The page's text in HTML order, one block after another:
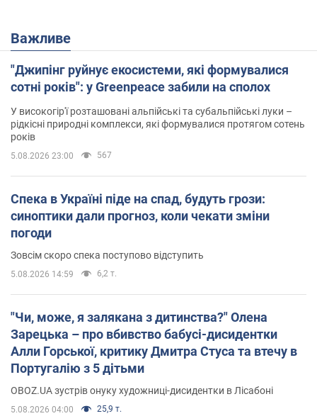
Важливе
"Джипінг руйнує екосистеми, які формувалися
сотні років": у Greenpeace забили на сполох
У високогір'ї розташовані альпійські та субальпійські луки –
рідкісні природні комплекси, які формувалися протягом сотень
років
5.08.2026 23:00 567
Спека в Україні піде на спад, будуть грози:
синоптики дали прогноз, коли чекати зміни
погоди
Зовсім скоро спека поступово відступить
5.08.2026 14:59 6,2 т.
"Чи, може, я залякана з дитинства?" Олена
Зарецька – про вбивство бабусі-дисидентки
Алли Горської, критику Дмитра Стуса та втечу в
Португалію з 5 дітьми
OBOZ.UA зустрів онуку художниці-дисидентки в Лісабоні
5.08.2026 04:00 25,9 т.